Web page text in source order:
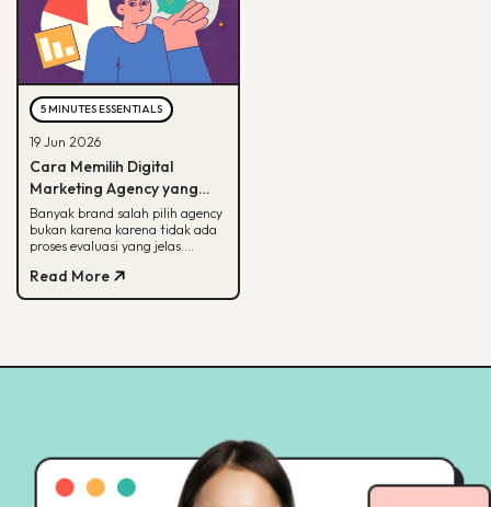
5 MINUTES ESSENTIALS
19 Jun 2026
Cara Memilih Digital
Marketing Agency yang
Tepat untuk Bisnis Kamu
Banyak brand salah pilih agency
bukan karena karena tidak ada
proses evaluasi yang jelas.
menilai agency dari spesialisasi,
track record, hingga
Read More